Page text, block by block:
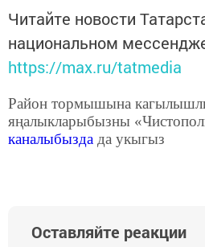
Читайте новости
национальном
https://max.ru/tatmedia
Район тормышына
яңалыкларыбызны
каналыбызда да укыгыз
Оставляйте реакции